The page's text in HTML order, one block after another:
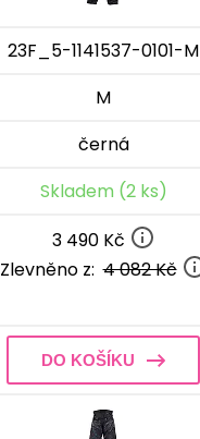
23F_5-1141537-0101-M
M
černá
Skladem (2 ks)
3 490 Kč
Zlevněno z:4 082 Kč
DO KOŠÍKU